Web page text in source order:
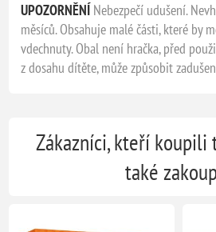
UPOZORNĚNÍ Nebezpečí udušení.
měsíců. Obsahuje malé části, které by
vdechnuty. Obal není hračka, před
z dosahu dítěte, může způsobit
Zákazníci, kteří
také